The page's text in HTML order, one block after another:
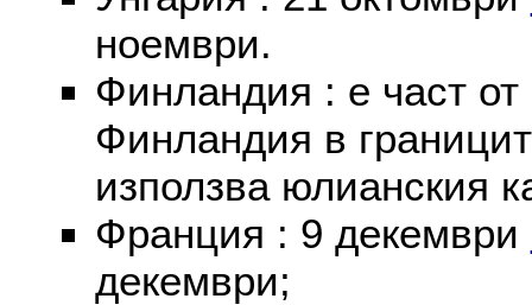
ноември.
Финландия : е част
Финландия в
използва юлианския
Франция : 9 декември
декември;